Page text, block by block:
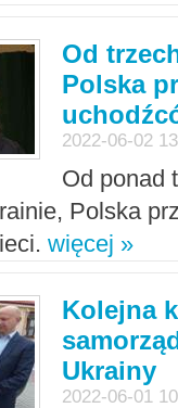
Od
Polska
2022-06-02
Od ponad
Polska
więcej »
Kolejna
Ukrainy
2022-06-01